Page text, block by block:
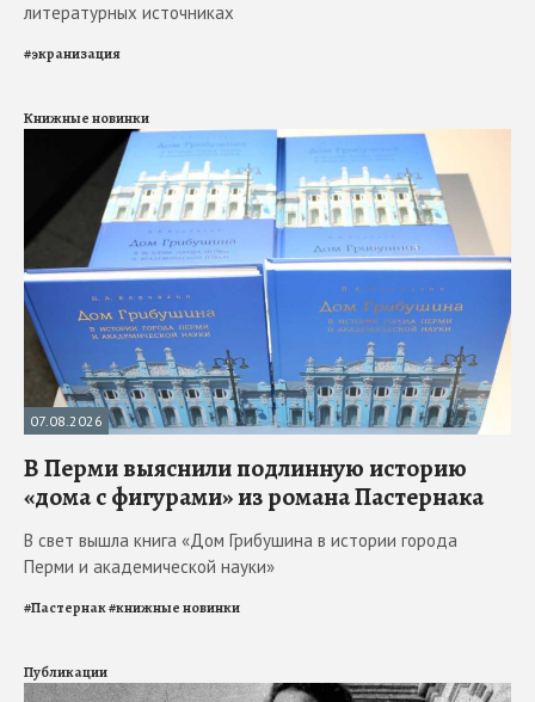
литературных источниках
#экранизация
Книжные новинки
07.08.2026
В Перми выяснили подлинную историю
«дома с фигурами» из романа Пастернака
В свет вышла книга «Дом Грибушина в истории города
Перми и академической науки»
#Пастернак#книжные новинки
Публикации